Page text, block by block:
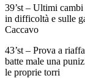
39’st – Ultimi
in difficoltà e sulle
Caccavo
43’st – Prova a
batte male una
le proprie torri